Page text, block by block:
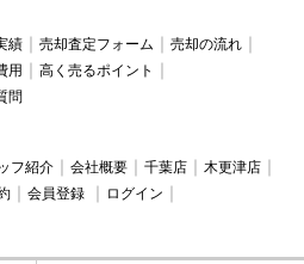
績 売却査定フォーム
売却の流れ
用
高く売るポイント
問
フ紹介 会社概要 千葉店
木更津店
会員登録
ログイン